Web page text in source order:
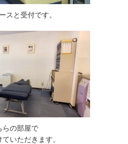
スと受付です。
らの部屋で
いただきます。